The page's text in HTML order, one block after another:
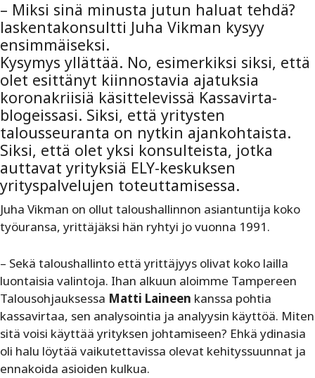
– Miksi sinä minusta jutun haluat tehdä?
laskentakonsultti Juha Vikman kysyy
ensimmäiseksi.
Kysymys yllättää. No, esimerkiksi siksi, että
olet esittänyt kiinnostavia ajatuksia
koronakriisiä käsittelevissä Kassavirta-
blogeissasi. Siksi, että yritysten
talousseuranta on nytkin ajankohtaista.
Siksi, että olet yksi konsulteista, jotka
auttavat yrityksiä ELY-keskuksen
yrityspalvelujen toteuttamisessa.
Juha Vikman on ollut taloushallinnon asiantuntija koko
työuransa, yrittäjäksi hän ryhtyi jo vuonna 1991.
– Sekä taloushallinto että yrittäjyys olivat koko lailla
luontaisia valintoja. Ihan alkuun aloimme Tampereen
Talousohjauksessa Matti Laineen kanssa pohtia
kassavirtaa, sen analysointia ja analyysin käyttöä. Miten
sitä voisi käyttää yrityksen johtamiseen? Ehkä ydinasia
oli halu löytää vaikutettavissa olevat kehityssuunnat ja
ennakoida asioiden kulkua.